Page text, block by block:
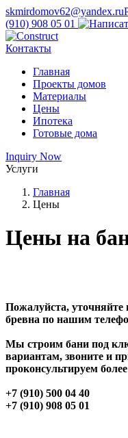
skmirdomov62@yandex.ru
(910) 908 05 01
Контакты
Главная
Проекты домов
Материалы
Цены
Ипотека
Готовые дома
Inquiry Now
Услуги
Главная
Цены
Цены на
Пожалуйста, уточняйте
бревна по нашим
Мы строим бани под
вариантам, звоните и
проконсультируем
+7 (910) 500 04 40
+7 (910) 908 05 01